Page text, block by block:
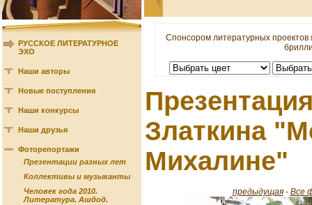
РУССКОЕ ЛИТЕРАТУРНОЕ
ЭХО
Наши авторы
Новые поступления
Наши конкурсы
Наши друзья
Фоторепортажи
Презентации разных лет
Коллективы и музыканты
Человек года 2010.
Литература. Ашдод.
Спонсором литературных
Златкина
Михалине"
предыдущая- Все